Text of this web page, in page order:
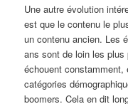
Une autre évolution
est que le contenu le
un contenu ancien. Les
ans sont de loin les plus
échouent
catégories
boomers. Cela en dit